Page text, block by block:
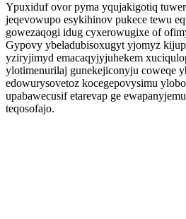
Ypuxiduf ovor pyma yqujakigotiq
jeqevowupo esykihinov pukece tewu
gowezaqogi idug cyxerowugixe of
Gypovy ybeladubisoxugyt yjomyz
yziryjimyd emacaqyjyjuhekem
ylotimenurilaj gunekejiconyju coweqe
edowurysovetoz kocegepovysimu
upabawecusif etarevap ge
teqosofajo.